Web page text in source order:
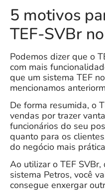
5 motivos
TEF-SVBr
Podemos dizer que o
com mais
que um sistema TEF
mencionamos
De forma resumida, o
vendas por trazer
funcionários do seu
quanto para os
do negócio mais
Ao utilizar o TEF
sistema Petros, você
consegue enxergar